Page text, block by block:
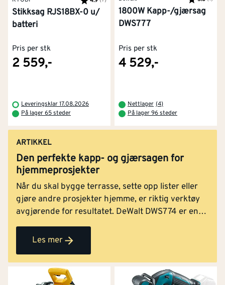
Stikksag RJS18BX-0 u/
batteri
Pris per stk
2 559,-
Leveringsklar 17.08.2026
På lager 65 steder
1800W Kapp-/gjærsag
DWS777
Pris per stk
4 529,-
Nettlager (4)
På lager 96 steder
ARTIKKEL
Den perfekte kapp- og gjærsagen for
hjemmeprosjekter
Når du skal bygge terrasse, sette opp lister eller
gjøre andre prosjekter hjemme, er riktig verktøy
avgjørende for resultatet. DeWalt DWS774 er en
kapp- og gjærsag som er spesielt godt egnet for
hobbysnekkere og huseiere som ønsker
største og dyreste maskinene.
Les mer